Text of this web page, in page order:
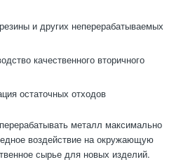
и других неперерабатываемых
качественного вторичного
остаточных отходов
металл максимально
воздействие на окружающую
сырье для новых изделий.